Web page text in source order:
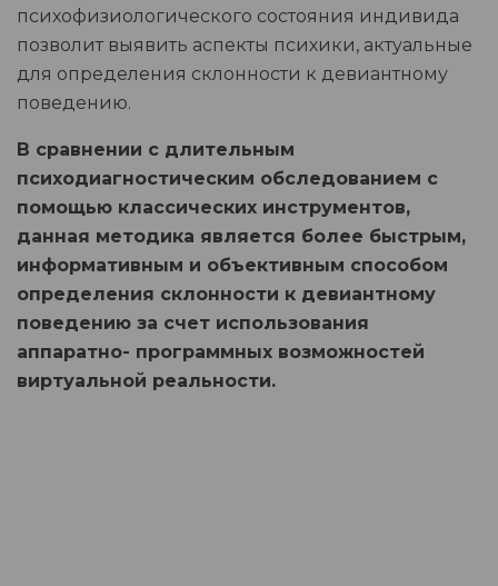
психофизиологического состояния индивида
позволит выявить аспекты психики, актуальные
для определения склонности к девиантному
поведению.
В сравнении с длительным
психодиагностическим обследованием с
помощью классических инструментов,
данная методика является более быстрым,
информативным и объективным способом
определения склонности к девиантному
поведению за счет использования
аппаратно- программных возможностей
виртуальной реальности.